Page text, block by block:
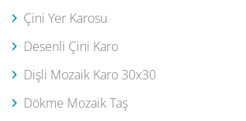
Çini Yer Karosu
Desenli Çini Karo
Dişli Mozaik Karo 30x30
Dökme Mozaik Taş